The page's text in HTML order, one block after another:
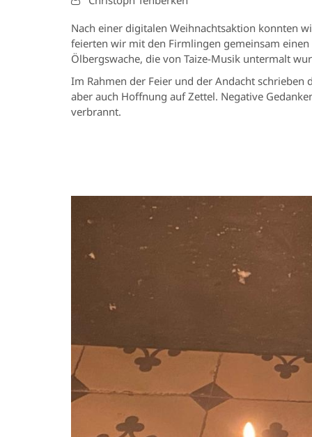
Nach einer digitalen Weihnachtsaktion konnten
feierten wir mit den Firmlingen gemeinsam
Ölbergswache, die von Taize-Musik untermalt
Im Rahmen der Feier und der Andacht schrieben
aber auch Hoffnung auf Zettel. Negative
verbrannt.